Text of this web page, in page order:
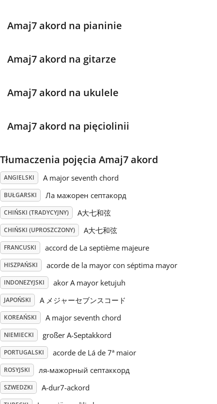
Português
Русский
Svenska
Tiếng Việt
Türkçe
Українська
简体中文
繁體中文
Amaj7 akord na pianinie
Amaj7 akord na gitarze
Amaj7 akord na ukulele
Amaj7 akord na pięciolinii
Tłumaczenia pojęcia Amaj7 akord
ANGIELSKI A major seventh chord
BUŁGARSKI Ла мажорен септакорд
CHIŃSKI (TRADYCYJNY) A大七和弦
CHIŃSKI (UPROSZCZONY) A大七和弦
FRANCUSKI accord de La septième majeure
HISZPAŃSKI acorde de la mayor con séptima mayor
INDONEZYJSKI akor A mayor ketujuh
JAPOŃSKI A メジャーセブンスコード
KOREAŃSKI A major seventh chord
NIEMIECKI großer A-Septakkord
PORTUGALSKI acorde de Lá de 7ª maior
ROSYJSKI ля-мажорный септаккорд
SZWEDZKI A-dur7-ackord